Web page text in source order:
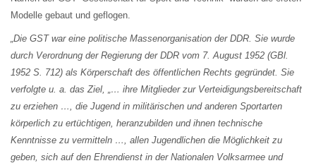
Modelle gebaut und geflogen.
„Die GST war eine politische Massenorganisation der DDR. Sie wurde
durch Verordnung der Regierung der DDR vom 7. August 1952 (GBl.
1952 S. 712) als Körperschaft des öffentlichen Rechts gegründet. Sie
verfolgte u. a. das Ziel, „… ihre Mitglieder zur Verteidigungsbereitschaft
zu erziehen …, die Jugend in militärischen und anderen Sportarten
körperlich zu ertüchtigen, heranzubilden und ihnen technische
Kenntnisse zu vermitteln …, allen Jugendlichen die Möglichkeit zu
geben, sich auf den Ehrendienst in der Nationalen Volksarmee und